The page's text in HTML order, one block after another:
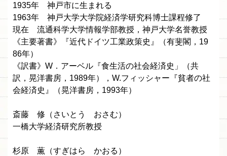
1935年 神戸市に生まれる
1963年 神戸大学大学院経済学研究科博士課程修了
現在 流通科学大学情報学部教授，神戸大学名誉教授
《主要著書》『近代ドイツ工業政策史』（有斐閣，19
86年）
《訳書》W．アーベル『食生活の社会経済史」（共
訳，晃洋書房，1989年），W.フィッシャー『貧者の社
会経済史』（晃洋書房，1993年）
斎藤 修（さいとう おさむ）
一橋大学経済研究所教授
杉原 薫（すぎはら かおる）